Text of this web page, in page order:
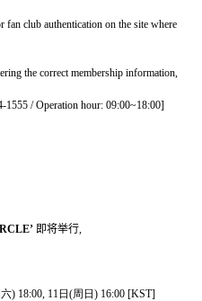
club authentication on the site where
the correct membership information,
/ Operation hour: 09:00~18:00]
即将举行,
) 18:00, 11日 (周日 ) 16:00 [KST]